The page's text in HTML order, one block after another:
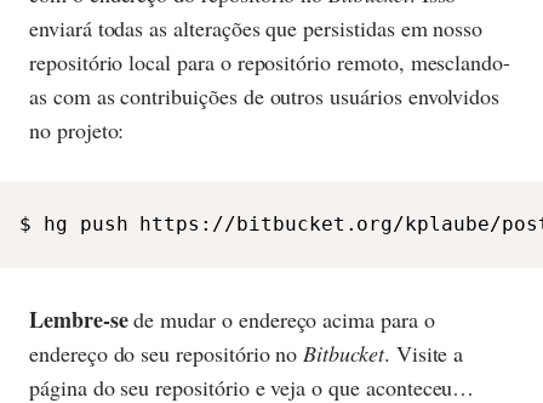
enviará todas as alterações que persistidas em nosso
repositório local para o repositório remoto, mesclando-
as com as contribuições de outros usuários envolvidos
no projeto:
$ hg push https://bitbucket.org/kplaube/
Lembre-sede mudar o endereço acima para o
endereço do seu repositório noBitbucket. Visite a
página do seu repositório e veja o que aconteceu…